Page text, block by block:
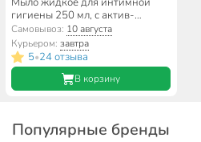
гигиены 250 мл, с актив-
комплексом Лактулин, Evo,
Здоровая Микрофлора
Самовывоз: 10 августа
Курьером:завтра
5•24 отзыва
В корзину
Популярные бренды